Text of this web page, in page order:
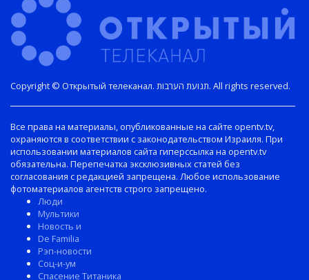
Copyright © Открытый телеканал. תנועת הערבות. All rights reserved.
Все права на материалы, опубликованные на сайте opentv.tv,
охраняются в соответствии с законодательством Израиля. При
использовании материалов сайта гиперссылка на opentv.tv
обязательна. Перепечатка эксклюзивных статей без
согласования с редакцией запрещена. Любое использование
фотоматериалов агентств строго запрещено.
Люди
Мультики
Новость и
De Familia
Рэп-новости
Соц-и-ум
Спасение Титаника